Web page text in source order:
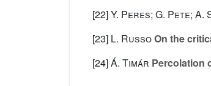
[22]Y. Peres; G. Pete; A.
[23] L. RussoOn the
[24]Á. Timár Percolation